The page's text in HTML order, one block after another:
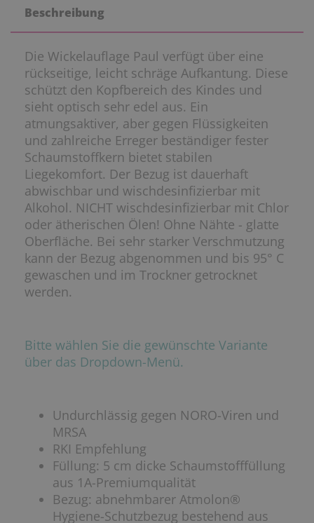
Beschreibung
Die Wickelauflage Paul verfügt über eine
rückseitige, leicht schräge Aufkantung. Diese
schützt den Kopfbereich des Kindes und
sieht optisch sehr edel aus. Ein
atmungsaktiver, aber gegen Flüssigkeiten
und zahlreiche Erreger beständiger fester
Schaumstoffkern bietet stabilen
Liegekomfort. Der Bezug ist dauerhaft
abwischbar und wischdesinfizierbar mit
Alkohol. NICHT wischdesinfizierbar mit Chlor
oder ätherischen Ölen! Ohne Nähte - glatte
Oberfläche. Bei sehr starker Verschmutzung
kann der Bezug abgenommen und bis 95° C
gewaschen und im Trockner getrocknet
werden.
Bitte wählen Sie die gewünschte Variante
über das Dropdown-Menü.
Undurchlässig gegen NORO-Viren und
MRSA
RKI Empfehlung
Füllung: 5 cm dicke Schaumstofffüllung
aus 1A-Premiumqualität
Bezug: abnehmbarer Atmolon®
Hygiene-Schutzbezug bestehend aus